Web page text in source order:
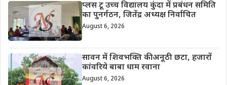
प्लस टू उच्च विद्यालय कुंदा में प्रबंधन समिति
का पुनर्गठन, जितेंद्र अध्यक्ष निर्वाचित
August 6, 2026
सावन में शिवभक्ति की अनूठी छटा, हजारों
कांवरिये बाबा धाम रवाना
August 6, 2026